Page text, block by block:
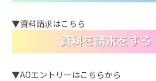
▼資料請求はこちら
▼AOエントリーはこちらから